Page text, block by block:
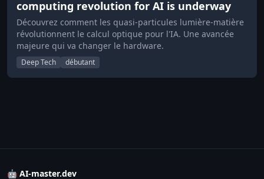
computing revolution for AI is underway
Découvrez comment les quasi-particules lumière-matière
révolutionnent le calcul optique pour l'IA. Une avancée
majeure qui va changer le hardware.
Deep Tech débutant
🤖 AI-master.dev